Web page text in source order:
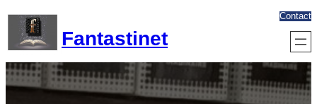
contenu
Fantastinet
Contact